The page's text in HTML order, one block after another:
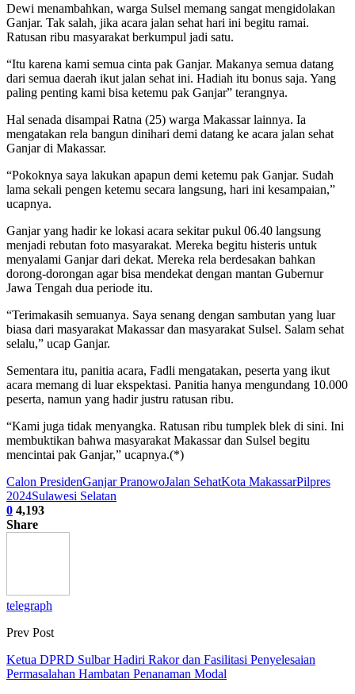
Dewi menambahkan, warga Sulsel memang sangat mengidolakan
Ganjar. Tak salah, jika acara jalan sehat hari ini begitu ramai.
Ratusan ribu masyarakat berkumpul jadi satu.
“Itu karena kami semua cinta pak Ganjar. Makanya semua datang
dari semua daerah ikut jalan sehat ini. Hadiah itu bonus saja. Yang
paling penting kami bisa ketemu pak Ganjar” terangnya.
Hal senada disampai Ratna (25) warga Makassar lainnya. Ia
mengatakan rela bangun dinihari demi datang ke acara jalan sehat
Ganjar di Makassar.
“Pokoknya saya lakukan apapun demi ketemu pak Ganjar. Sudah
lama sekali pengen ketemu secara langsung, hari ini kesampaian,”
ucapnya.
Ganjar yang hadir ke lokasi acara sekitar pukul 06.40 langsung
menjadi rebutan foto masyarakat. Mereka begitu histeris untuk
menyalami Ganjar dari dekat. Mereka rela berdesakan bahkan
dorong-dorongan agar bisa mendekat dengan mantan Gubernur
Jawa Tengah dua periode itu.
“Terimakasih semuanya. Saya senang dengan sambutan yang luar
biasa dari masyarakat Makassar dan masyarakat Sulsel. Salam sehat
selalu,” ucap Ganjar.
Sementara itu, panitia acara, Fadli mengatakan, peserta yang ikut
acara memang di luar ekspektasi. Panitia hanya mengundang 10.000
peserta, namun yang hadir justru ratusan ribu.
“Kami juga tidak menyangka. Ratusan ribu tumplek blek di sini. Ini
membuktikan bahwa masyarakat Makassar dan Sulsel begitu
mencintai pak Ganjar,” ucapnya.(*)
Calon PresidenGanjar PranowoJalan SehatKota MakassarPilpres
2024Sulawesi Selatan
0 4,193
Share
telegraph
Prev Post
Ketua DPRD Sulbar Hadiri Rakor dan Fasilitasi Penyelesaian
Permasalahan Hambatan Penanaman Modal